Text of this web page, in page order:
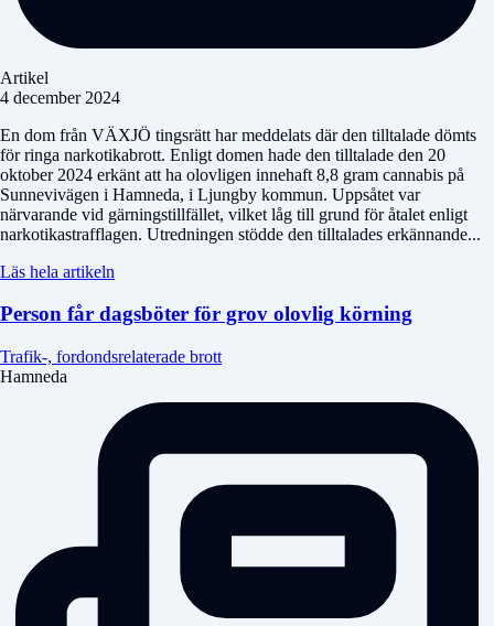
Artikel
4 december 2024
En dom från VÄXJÖ tingsrätt har meddelats där den tilltalade dömts
för ringa narkotikabrott. Enligt domen hade den tilltalade den 20
oktober 2024 erkänt att ha olovligen innehaft 8,8 gram cannabis på
Sunnevivägen i Hamneda, i Ljungby kommun. Uppsåtet var
närvarande vid gärningstillfället, vilket låg till grund för åtalet enligt
narkotikastrafflagen. Utredningen stödde den tilltalades erkännande...
Läs hela artikeln
Person får dagsböter för grov olovlig körning
Trafik-, fordondsrelaterade brott
Hamneda